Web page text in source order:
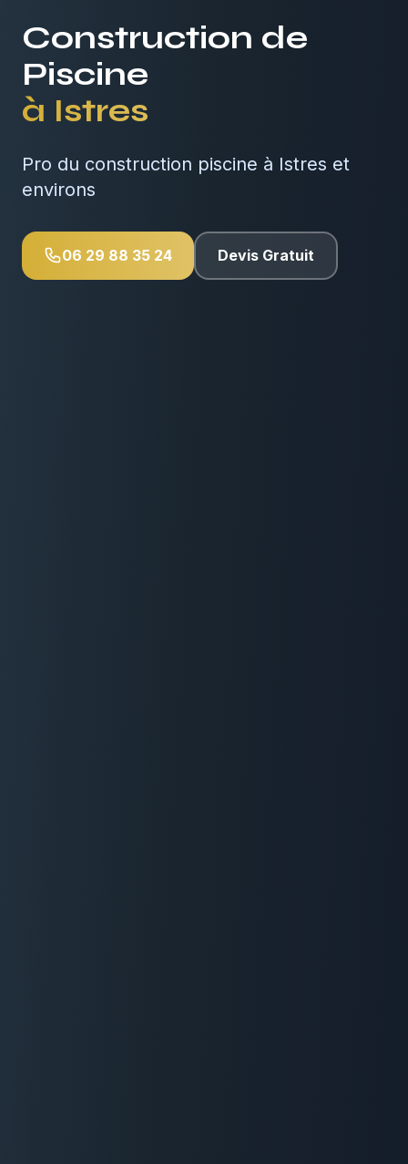
Construction de
Piscine
à Istres
Pro du construction piscine à Istres et
environs
06 29 88 35 24 Devis Gratuit